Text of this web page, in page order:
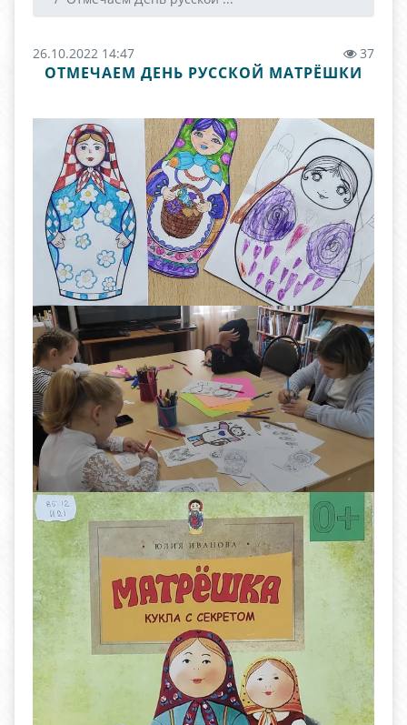
26.10.2022 14:47 37
ОТМЕЧАЕМ ДЕНЬ РУССКОЙ МАТРЁШКИ